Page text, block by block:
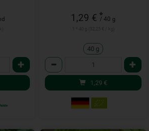
1,29 € *
/ 40 g
40 g
Anzahl
1,29 €